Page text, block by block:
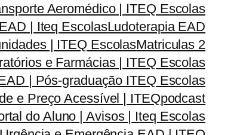
Aeromédico | ITEQ Escolas
| Iteq EscolasLudoterapia EAD
| ITEQ EscolasMatriculas 2
e Farmácias | ITEQ Escolas
| Pós-graduação ITEQ Escolas
e Preço Acessível | ITEQpodcast
do Aluno | Avisos | Iteq Escolas